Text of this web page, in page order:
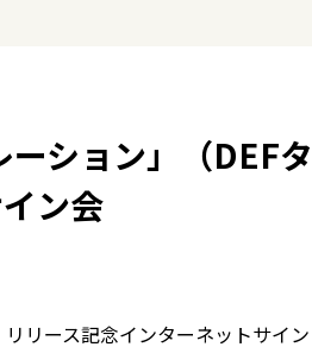
ション」（DEFタ
ン会
リース記念インターネットサイン